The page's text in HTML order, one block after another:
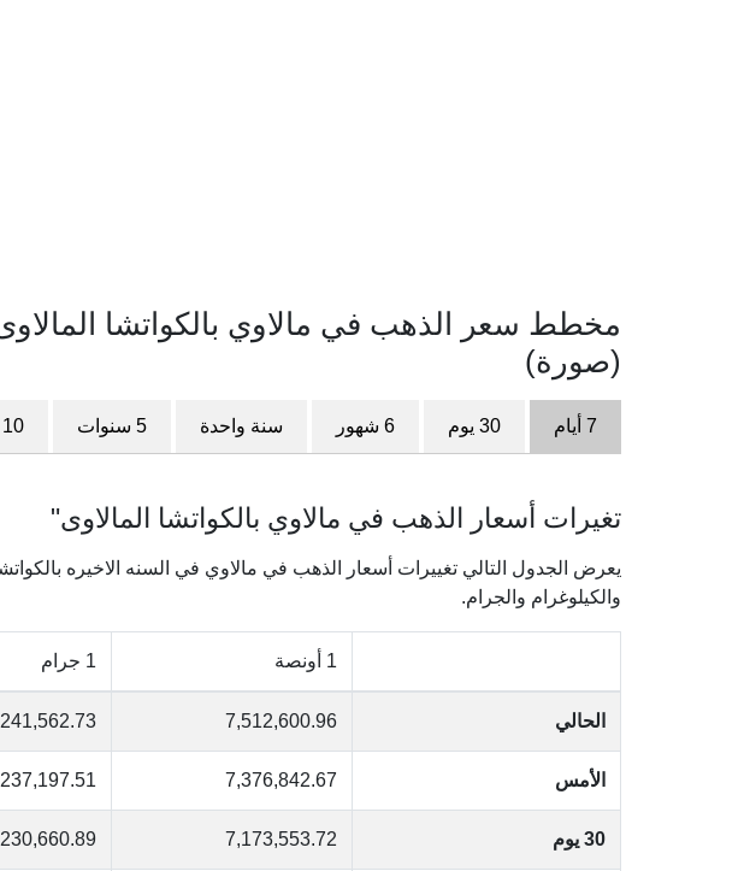
(صورة)
7 أيام 30 يوم 6 شهور سنة واحدة 5 سنوات 10 سنوات
تغيرات أسعار الذهب في مالاوي بالكواتشا المالاوى"
والكيلوغرام والجرام.
1 أونصة 1 جرام
الحالي 7,512,600.96
241,562.73
الأمس 7,376,842.67
237,197.51
30 يوم 7,173,553.72
230,660.89